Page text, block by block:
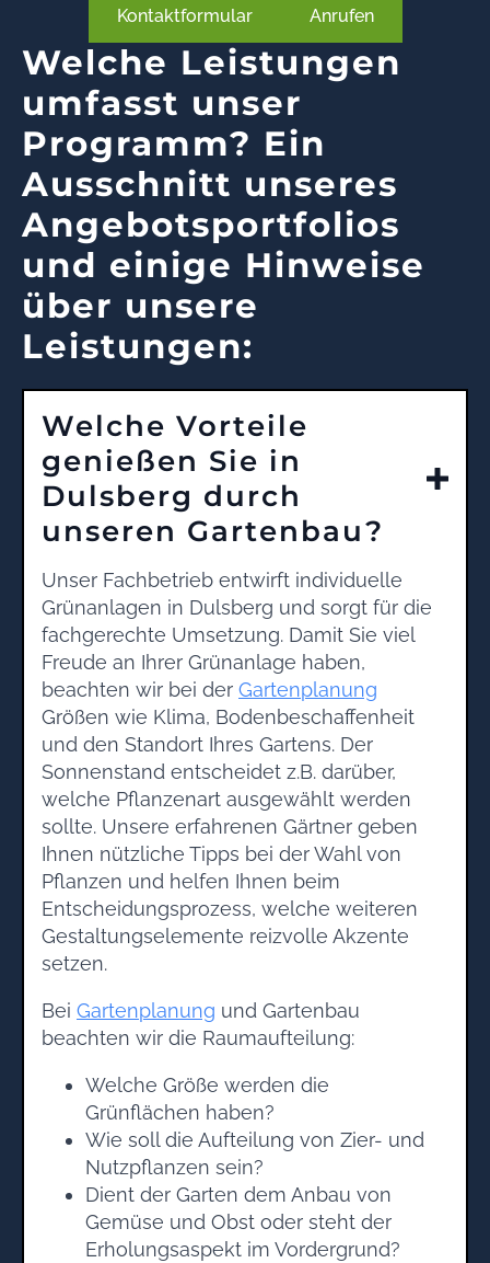
Kontaktformular Anrufen
Welche Leistungen
umfasst unser
Programm? Ein
Ausschnitt unseres
Angebotsportfolios
und einige Hinweise
über unsere
Leistungen:
Welche Vorteile
genießen Sie in
Dulsberg durch
unseren Gartenbau?
Unser Fachbetrieb entwirft individuelle
Grünanlagen in Dulsberg und sorgt für die
fachgerechte Umsetzung. Damit Sie viel
Freude an Ihrer Grünanlage haben,
beachten wir bei der Gartenplanung
Größen wie Klima, Bodenbeschaffenheit
und den Standort Ihres Gartens. Der
Sonnenstand entscheidet z.B. darüber,
welche Pflanzenart ausgewählt werden
sollte. Unsere erfahrenen Gärtner geben
Ihnen nützliche Tipps bei der Wahl von
Pflanzen und helfen Ihnen beim
Entscheidungsprozess, welche weiteren
Gestaltungselemente reizvolle Akzente
setzen.
Bei Gartenplanung und Gartenbau
beachten wir die Raumaufteilung:
Welche Größe werden die
Grünflächen haben?
Wie soll die Aufteilung von Zier- und
Nutzpflanzen sein?
Dient der Garten dem Anbau von
Gemüse und Obst oder steht der
Erholungsaspekt im Vordergrund?